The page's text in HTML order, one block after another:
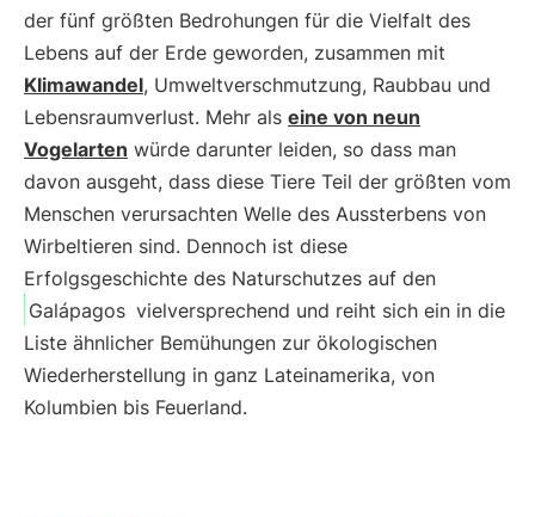
der fünf größten Bedrohungen für die Vielfalt des
Lebens auf der Erde geworden, zusammen mit
Klimawandel, Umweltverschmutzung, Raubbau und
Lebensraumverlust. Mehr als eine von neun
Vogelarten würde darunter leiden, so dass man
davon ausgeht, dass diese Tiere Teil der größten vom
Menschen verursachten Welle des Aussterbens von
Wirbeltieren sind. Dennoch ist diese
Erfolgsgeschichte des Naturschutzes auf den
Galápagos vielversprechend und reiht sich ein in die
Liste ähnlicher Bemühungen zur ökologischen
Wiederherstellung in ganz Lateinamerika, von
Kolumbien bis Feuerland.